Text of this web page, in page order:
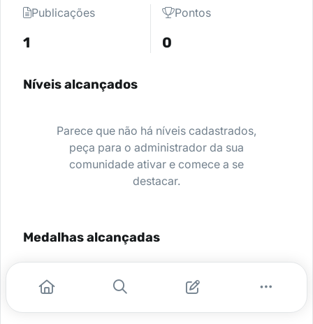
Publicações
1
Pontos
0
Níveis alcançados
Parece que não há níveis cadastrados,
peça para o administrador da sua
comunidade ativar e comece a se
destacar.
Medalhas alcançadas
Nenhuma medalha encontrada